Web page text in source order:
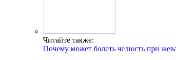
Читайте также:
Почему может болеть челюсть при